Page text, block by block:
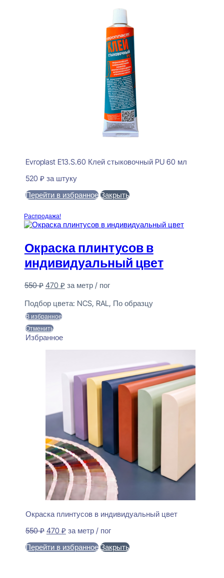
Evroplast E13.S.60 Клей стыковочный PU 60 мл
520 ₽ за штуку
Перейти в избранное Закрыть
Распродажа!
Окраска плинтусов в
индивидуальный цвет
550₽ Первоначальная
составляла
550 ₽.
470 ₽Текущая
470 ₽.
за метр / пог
Подбор цвета: NCS, RAL, По образцу
В избранное
Отменить
Избранное
Окраска плинтусов в индивидуальный цвет
550₽ Первоначальная
составляла
470 ₽Текущая
470 ₽.
за метр / пог
Перейти в избранное Закрыть